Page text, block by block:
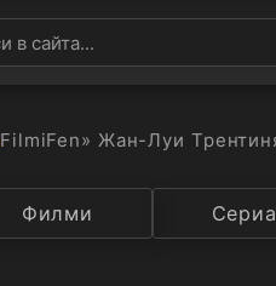
FilmiFen» Жан-Луи
Държава
Филми